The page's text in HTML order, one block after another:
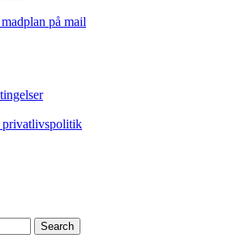
på mail
privatlivspolitik